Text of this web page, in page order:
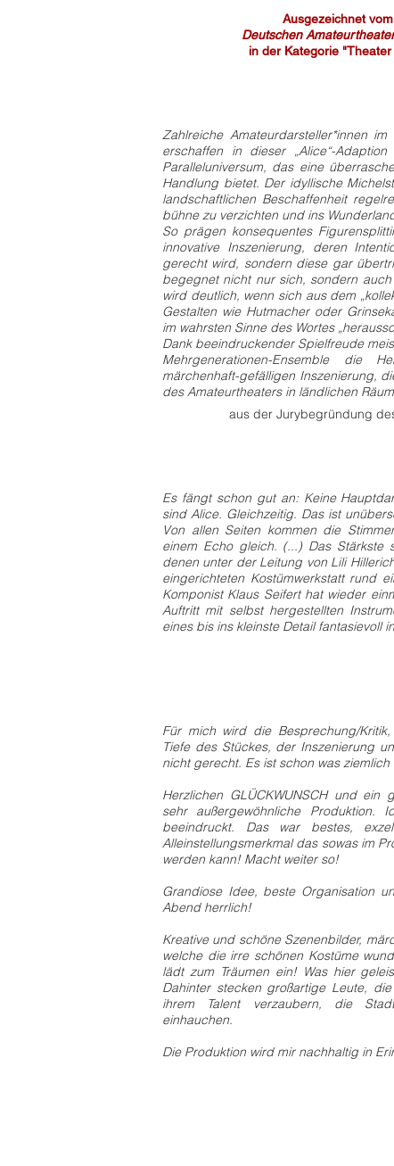
Ausgezeichnet
Deutschen
in der Kategorie "Theater
Zahlreiche Amateurdarsteller*innen
erschaffen in dieser „Alice“-
Paralleluniversum, das eine
Handlung bietet. Der idyllische
landschaftlichen Beschaffenheit
bühne zu verzichten und ins
So prägen konsequentes
innovative Inszenierung, deren
gerecht wird, sondern diese gar
begegnet nicht nur sich, sondern
wird deutlich, wenn sich aus dem
Gestalten wie Hutmacher oder
im wahrsten Sinne des Wortes
Dank beeindruckender Spielfreude
Mehrgenerationen-Ensemble die
märchenhaft-gefälligen Inszenierung,
des Amateurtheaters in ländlichen
aus der Jurybegründung
Es fängt schon gut an: Keine
sind Alice. Gleichzeitig. Das ist
Von allen Seiten kommen die
einem Echo gleich. (...) Das Stärkste
denen unter der Leitung von Lili
eingerichteten Kostümwerkstatt rund
Komponist Klaus Seifert hat wieder
Auftritt mit selbst hergestellten
eines bis ins kleinste Detail fantasievoll
Für mich wird die Besprechung/
Tiefe des Stückes, der Inszenierung
nicht gerecht. Es ist schon was
Herzlichen GLÜCKWUNSCH und
sehr außergewöhnliche
beeindruckt. Das war bestes,
Alleinstellungsmerkmal das sowas im
werden kann! Macht weiter so!
Grandiose Idee, beste Organisation
Abend herrlich!
Kreative und schöne Szenenbilder,
welche die irre schönen Kostüme
lädt zum Träumen ein! Was hier
Dahinter stecken großartige Leute,
ihrem Talent verzaubern, die
einhauchen.
Die Produktion wird mir nachhaltig in